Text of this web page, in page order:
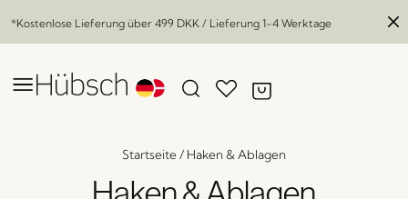
*Kostenlose Lieferung über 499 DKK / Lieferung 1-4 Werktage
Startseite/ Haken & Ablagen